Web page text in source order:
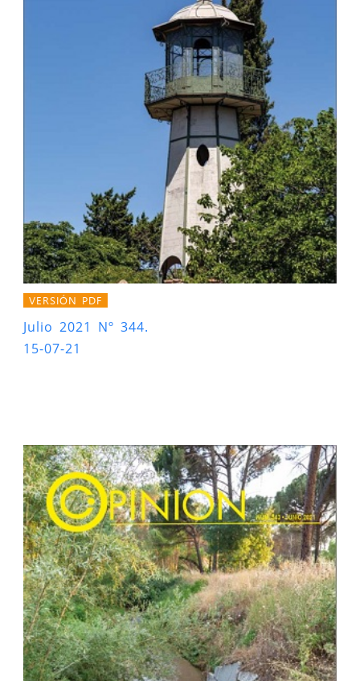
VERSIÓN PDF
Julio 2021 Nº 344.
15-07-21